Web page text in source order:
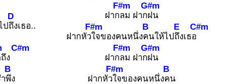
ป
D
ถึงเธอ..
ง
C#m
B
พึง
ฝาก
F#m
ลม ฝาก
G#m
ฝน
ฝากหัว
F#m
ใจของคนหนึ่ง
B
คนให้ไป
E
ถึงเธอ
C#m
ฝาก
F#m
ลม ฝาก
G#m
ฝน
ฝากหัว
F#m
ใจของคนหนึ่ง
B
คน